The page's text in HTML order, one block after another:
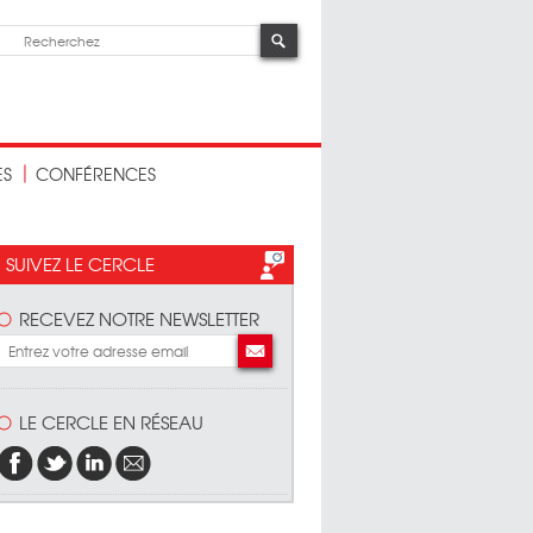
CONFÉRENCES
SUIVEZ LE CERCLE
RECEVEZ NOTRE NEWSLETTER
LE CERCLE EN RÉSEAU